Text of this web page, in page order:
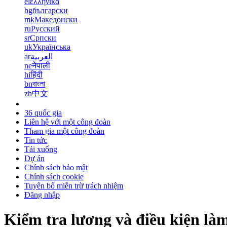
bgбългарски
mkМакедонски
ruРусский
srСрпски
ukУкраїнська
arالعربية
neनेपाली
hiहिंदी
bnবাংলা
zh中文
36 quốc gia
Liên hệ với một công đoàn
Tham gia một công đoàn
Tin tức
Tải xuống
Dự án
Chính sách bảo mật
Chính sách cookie
Tuyên bố miễn trừ trách nhiệm
Đăng nhập
Kiểm tra lương và điều kiện